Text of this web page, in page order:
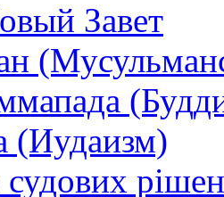
Завет
(Иудаизм)
судових